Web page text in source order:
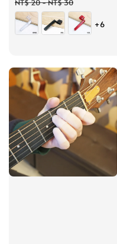
NT$ 20-NT$ 30
+6